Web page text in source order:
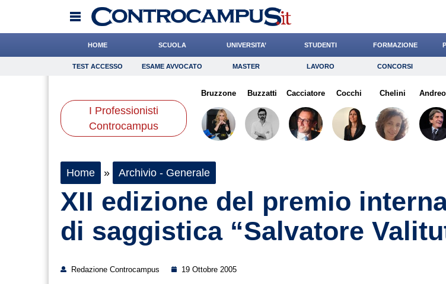
HOME SCUOLA UNIVERSITA’ STUDENTI FORMAZIONE
TEST ACCESSO Esame Avvocato Master Lavoro Concorsi
Consigli Risparmio Diritto
Scienze
TEST ACCESSO ESAME AVVOCATO MASTER LAVORO CONCORSI
I Professionisti
Controcampus
Bruzzone Buzzatti Cacciatore Cocchi Chelini
Home » Archivio - Generale
XII edizione del premio
di saggistica “Salvatore
Redazione Controcampus 19 Ottobre 2005